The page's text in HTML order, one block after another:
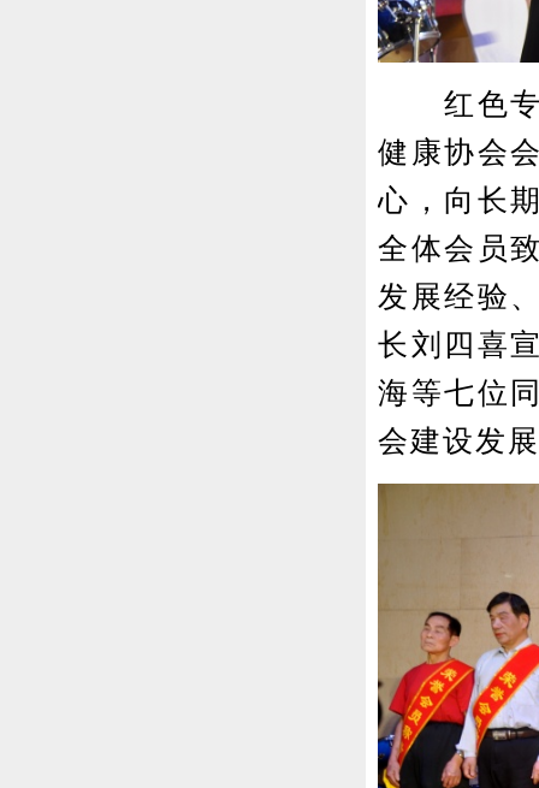
红色专
健康协会
心，向长
全体会员
发展经验
长刘四喜
海等七位
会建设发